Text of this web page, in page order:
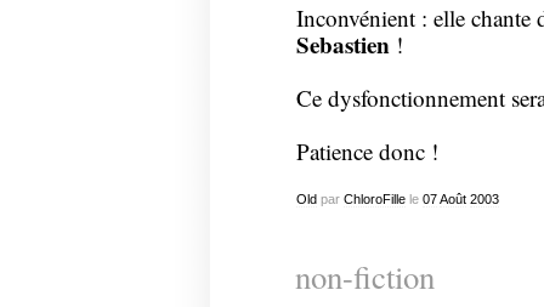
Inconvénient : elle chante
Sebastien !
Ce dysfonctionnement
Patience donc !
Old par ChloroFillele 07 Août 2003
non-fiction